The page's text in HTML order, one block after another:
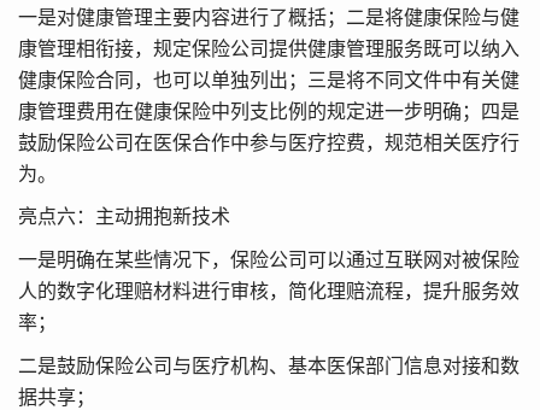
一是对健康管理主要内容进行了概括；二是将健康保险与健
康管理相衔接，规定保险公司提供健康管理服务既可以纳入
健康保险合同，也可以单独列出；三是将不同文件中有关健
康管理费用在健康保险中列支比例的规定进一步明确；四是
鼓励保险公司在医保合作中参与医疗控费，规范相关医疗行
为。
亮点六：主动拥抱新技术
一是明确在某些情况下，保险公司可以通过互联网对被保险
人的数字化理赔材料进行审核，简化理赔流程，提升服务效
率；
二是鼓励保险公司与医疗机构、基本医保部门信息对接和数
据共享；